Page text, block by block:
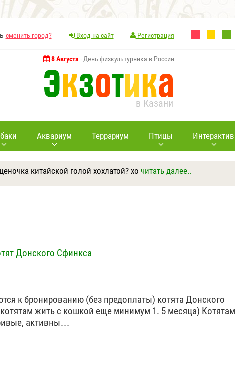
сменить город? Вход на сайт Регистрация
8 Августа - День физкультурника в России
в Казани
Аквариум Террариум Птицы Интерактив
китайской голой хохлатой? хо читать далее..
Ответить Другие вопросы
Задать вопрос
Донского Сфинкса
к бронированию (без предоплаты) котята Донского
жить с кошкой еще минимум 1. 5 месяца) Котятам
активны…